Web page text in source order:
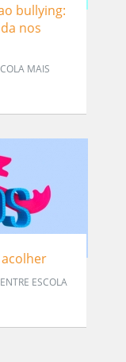
bullying:
nos
MAIS
ESCOLA